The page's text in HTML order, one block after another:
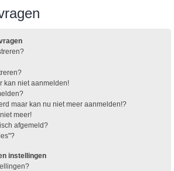
kan niet aanmelden!
maar kan nu niet meer aanmelden!?
meer!
afgemeld?
instellingen